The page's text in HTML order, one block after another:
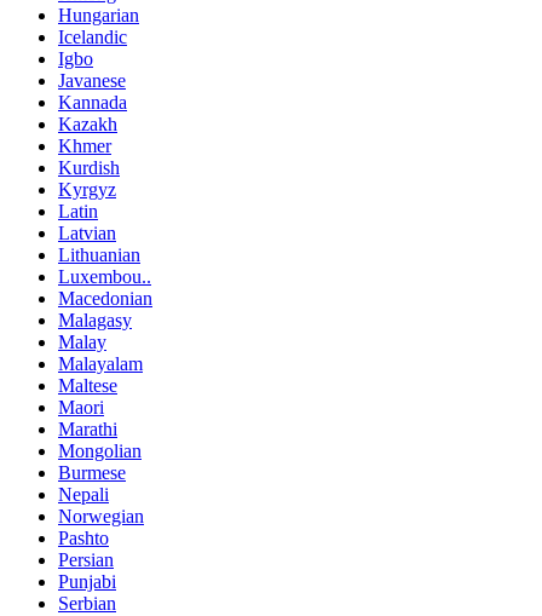
Hungarian
Icelandic
Igbo
Javanese
Kannada
Kazakh
Khmer
Kurdish
Kyrgyz
Latin
Latvian
Lithuanian
Luxembou..
Macedonian
Malagasy
Malay
Malayalam
Maltese
Maori
Marathi
Mongolian
Burmese
Nepali
Norwegian
Pashto
Persian
Punjabi
Serbian